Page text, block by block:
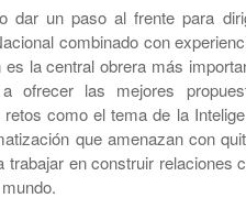
dar un paso al frente para
combinado con
es la central obrera más
ofrecer las mejores
como el tema de la
que amenazan con
trabajar en construir relaciones